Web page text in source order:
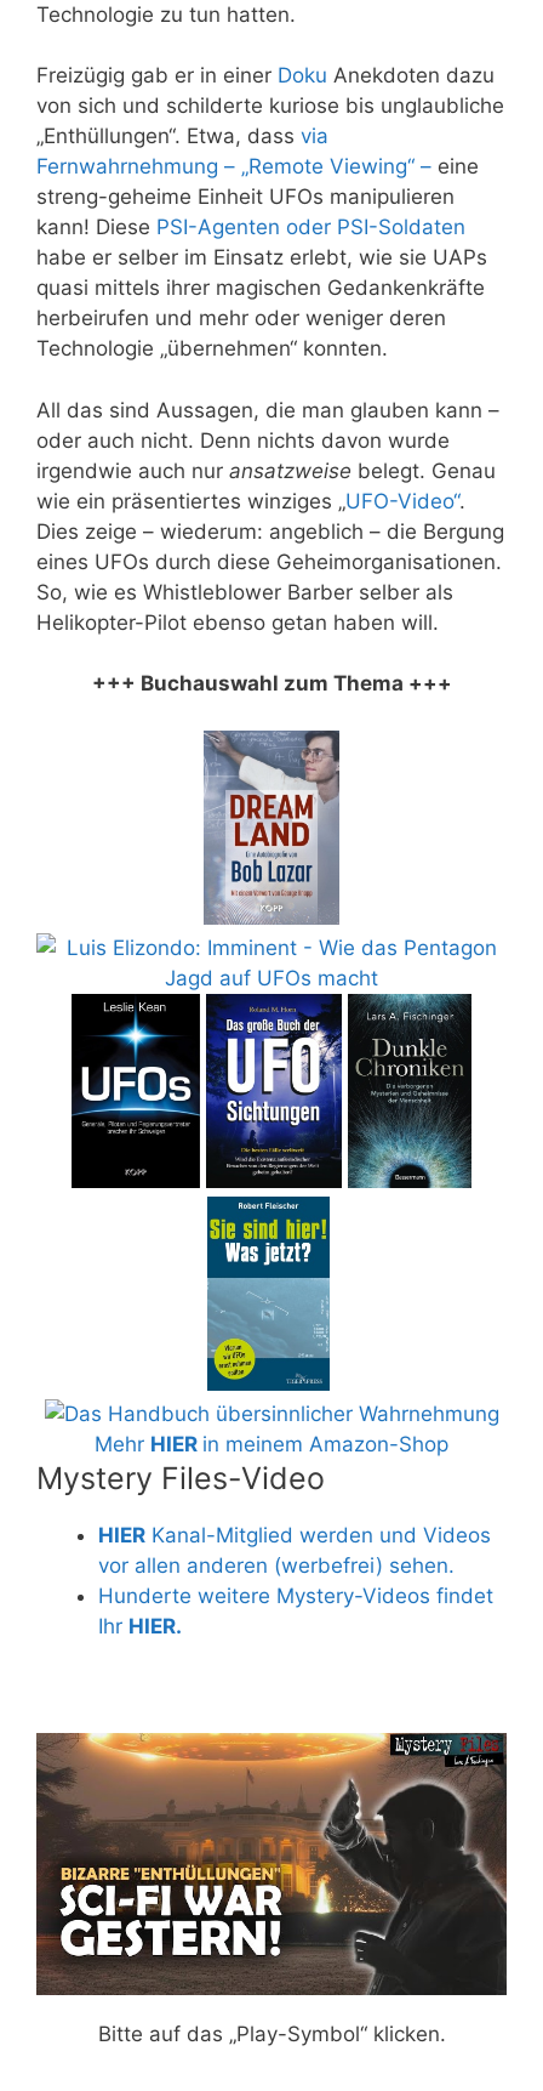
Technologie zu tun hatten.
Freizügig gab er in einer Doku Anekdoten dazu
von sich und schilderte kuriose bis unglaubliche
„Enthüllungen“. Etwa, dass via
Fernwahrnehmung – „Remote Viewing“ – eine
streng-geheime Einheit UFOs manipulieren
kann! Diese PSI-Agenten oder PSI-Soldaten
habe er selber im Einsatz erlebt, wie sie UAPs
quasi mittels ihrer magischen Gedankenkräfte
herbeirufen und mehr oder weniger deren
Technologie „übernehmen“ konnten.
All das sind Aussagen, die man glauben kann –
oder auch nicht. Denn nichts davon wurde
irgendwie auch nur ansatzweise belegt. Genau
wie ein präsentiertes winziges „UFO-Video“.
Dies zeige – wiederum: angeblich – die Bergung
eines UFOs durch diese Geheimorganisationen.
So, wie es Whistleblower Barber selber als
Helikopter-Pilot ebenso getan haben will.
+++ Buchauswahl zum Thema +++
Mehr HIER in meinem Amazon-Shop
Mystery Files-Video
HIER Kanal-Mitglied werden und Videos
vor allen anderen (werbefrei) sehen.
Hunderte weitere Mystery-Videos findet
Ihr HIER.
Bitte auf das „Play-Symbol“ klicken.